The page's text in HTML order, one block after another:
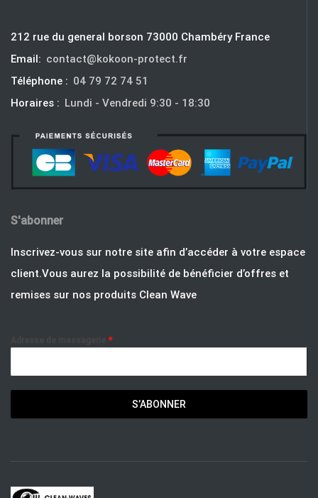
212 rue du general borson 73000 Chambéry France
Email: contact@kokoon-protect.fr
Téléphone : 04 79 72 74 51
Horaires : Lundi - Vendredi 9:30 - 18:30
S'abonner
Inscrivez-vous sur notre site afin d’accéder à votre espace
client.Vous aurez la possibilité de bénéficier d’offres et
remises sur nos produits Clean Wave
*
S’ABONNER